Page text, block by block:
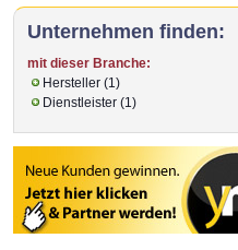
Unternehmen finden:
mit dieser Branche:
Hersteller (1)
Dienstleister (1)